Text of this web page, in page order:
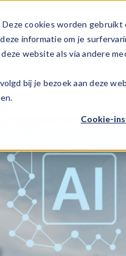
cookies worden
informatie om je
website als via andere
bij je bezoek aan deze
Cookie-
Vacatures